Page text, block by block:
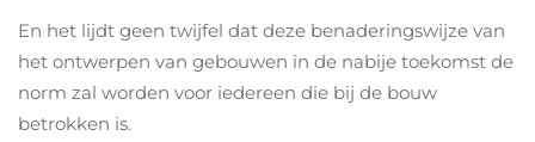
En het lijdt geen twijfel dat deze benaderingswijze van
het ontwerpen van gebouwen in de nabije toekomst de
norm zal worden voor iedereen die bij de bouw
betrokken is.